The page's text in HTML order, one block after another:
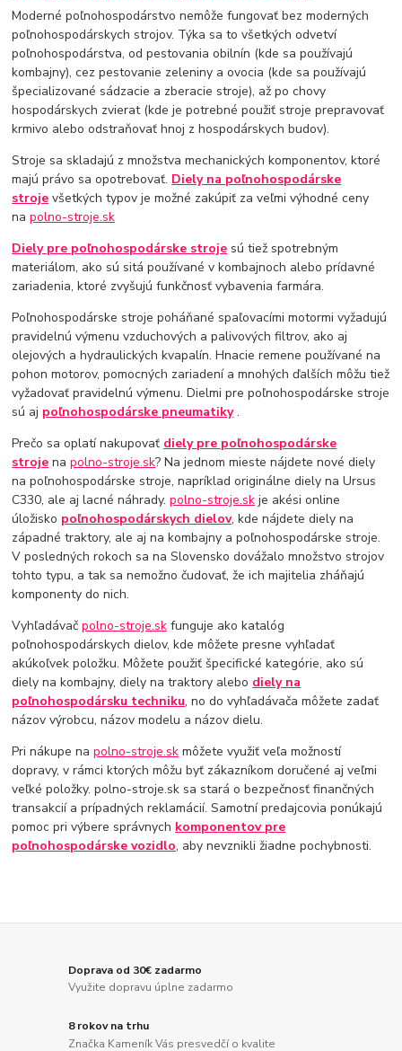
Moderné poľnohospodárstvo nemôže fungovať bez moderných
poľnohospodárskych strojov. Týka sa to všetkých odvetví
poľnohospodárstva, od pestovania obilnín (kde sa používajú
kombajny), cez pestovanie zeleniny a ovocia (kde sa používajú
špecializované sádzacie a zberacie stroje), až po chovy
hospodárskych zvierat (kde je potrebné použiť stroje prepravovať
krmivo alebo odstraňovať hnoj z hospodárskych budov).
Stroje sa skladajú z množstva mechanických komponentov, ktoré
majú právo sa opotrebovať. Diely na poľnohospodárske
stroje všetkých typov je možné zakúpiť za veľmi výhodné ceny
napolno-stroje.sk
Diely pre poľnohospodárske stroje sú tiež spotrebným
materiálom, ako sú sitá používané v kombajnoch alebo prídavné
zariadenia, ktoré zvyšujú funkčnosť vybavenia farmára.
Poľnohospodárske stroje poháňané spaľovacími motormi vyžadujú
pravidelnú výmenu vzduchových a palivových filtrov, ako aj
olejových a hydraulických kvapalín. Hnacie remene používané na
pohon motorov, pomocných zariadení a mnohých ďalších môžu tiež
vyžadovať pravidelnú výmenu. Dielmi pre poľnohospodárske stroje
sú aj poľnohospodárske pneumatiky.
Prečo sa oplatí nakupovať diely pre poľnohospodárske
stroje napolno-stroje.sk? Na jednom mieste nájdete nové diely
na poľnohospodárske stroje, napríklad originálne diely na Ursus
C330, ale aj lacné náhrady.polno-stroje.sk je akési online
úložisko poľnohospodárskych dielov, kde nájdete diely na
západné traktory, ale aj na kombajny a poľnohospodárske stroje.
V posledných rokoch sa na Slovensko dovážalo množstvo strojov
tohto typu, a tak sa nemožno čudovať, že ich majitelia zháňajú
komponenty do nich.
Vyhľadávačpolno-stroje.sk funguje ako katalóg
poľnohospodárskych dielov, kde môžete presne vyhľadať
akúkoľvek položku. Môžete použiť špecifické kategórie, ako sú
diely na kombajny, diely na traktory alebo diely na
poľnohospodársku techniku, no do vyhľadávača môžete zadať
názov výrobcu, názov modelu a názov dielu.
Pri nákupe napolno-stroje.sk môžete využiť veľa možností
dopravy, v rámci ktorých môžu byť zákazníkom doručené aj veľmi
veľké položky. polno-stroje.sk sa stará o bezpečnosť finančných
transakcií a prípadných reklamácií. Samotní predajcovia ponúkajú
pomoc pri výbere správnych komponentov pre
poľnohospodárske vozidlo, aby nevznikli žiadne pochybnosti.
Doprava od 30€ zadarmo
Využite dopravu úplne zadarmo
8 rokov na trhu
Značka Kameník Vás presvedčí o kvalite